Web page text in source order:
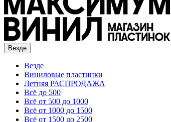
Везде
Везде
Виниловые пластинки
Летняя РАСПРОДАЖА
Всё до 500
Всё от 500 до 1000
Всё от 1000 до 1500
Всё от 1500 до 2500